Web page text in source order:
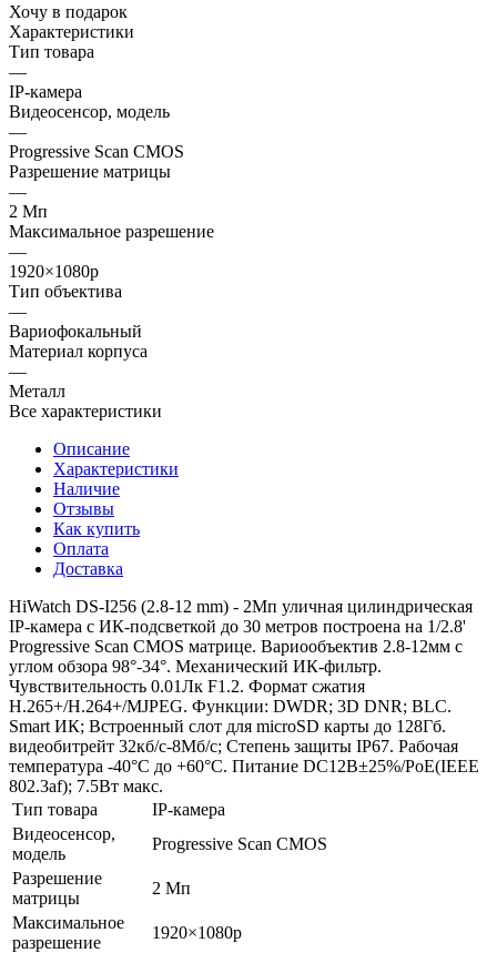
Хочу в подарок
Характеристики
Тип товара
—
IP-камера
Видеосенсор, модель
—
Progressive Scan CMOS
Разрешение матрицы
—
2 Мп
Максимальное разрешение
—
1920×1080p
Тип объектива
—
Вариофокальный
Материал корпуса
—
Металл
Все характеристики
Описание
Характеристики
Наличие
Отзывы
Как купить
Оплата
Доставка
HiWatch DS-I256 (2.8-12 mm) - 2Мп уличная цилиндрическая
IP-камера с ИК-подсветкой до 30 метров построена на 1/2.8'
Progressive Scan CMOS матрице. Вариообъектив 2.8-12мм с
углом обзора 98°-34°. Механический ИК-фильтр.
Чувствительность 0.01Лк F1.2. Формат сжатия
H.265+/H.264+/MJPEG. Функции: DWDR; 3D DNR; BLC.
Smart ИК; Встроенный слот для microSD карты до 128Гб.
видеобитрейт 32кб/с-8Мб/с; Степень защиты IP67. Рабочая
температура -40°C до +60°C. Питание DC12В±25%/PoE(IEEE
802.3af); 7.5Вт макс.
Тип товара
IP-камера
Видеосенсор,
модель
Progressive Scan CMOS
Разрешение
матрицы
2 Мп
Максимальное
разрешение
1920×1080p